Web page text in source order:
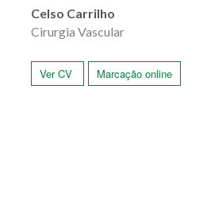
Celso Carrilho
Cirurgia Vascular
Ver CV Marcação online